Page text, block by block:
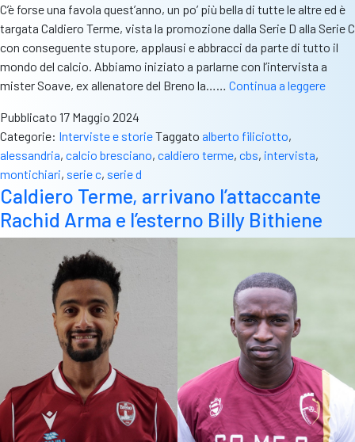
C’è forse una favola quest’anno, un po’ più bella di tutte le altre ed è
targata Caldiero Terme, vista la promozione dalla Serie D alla Serie C
con conseguente stupore, applausi e abbracci da parte di tutto il
mondo del calcio. Abbiamo iniziato a parlarne con l’intervista a
mister Soave, ex allenatore del Breno la…… Continua a leggere
Pubblicato 17 Maggio 2024
Categorie: Interviste e storieTaggato alberto filiciotto,
alessandria, calcio bresciano, caldiero terme, cbs, intervista,
montichiari, serie c, serie d
Caldiero Terme, arrivano l’attaccante
Rachid Arma e l’esterno Billy Bithiene